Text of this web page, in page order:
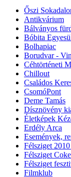
Őszi
Antikvárium
Bálványos
Bóbita
Bolhapiac
Borudvar -
Céhtörténeti
Chillout
Családos
CsomóPont
Deme Tamás
Dísznövény
Életképek
Erdély Arca
Események,
Félsziget 2010
Félsziget
Félsziget
Filmklub